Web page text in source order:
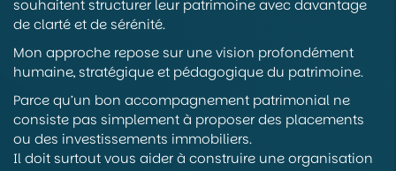
souhaitent structurer leur patrimoine avec davantage
de clarté et de sérénité.
Mon approche repose sur une vision profondément
humaine, stratégique et pédagogique du patrimoine.
Parce qu’un bon accompagnement patrimonial ne
consiste pas simplement à proposer des placements
ou des investissements immobiliers.
Il doit surtout vous aider à construire une organisation